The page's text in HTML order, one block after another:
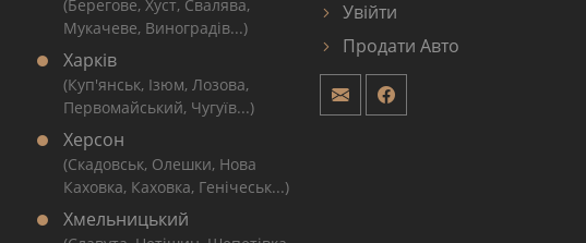
(Берегове, Хуст, Свалява,
Мукачеве, Виноградів...)
Харків
(Куп'янськ, Ізюм, Лозова,
Первомайський, Чугуїв...)
Херсон
(Скадовськ, Олешки, Нова
Каховка, Каховка, Генічеськ...)
Хмельницький
Увійти
Продати Авто